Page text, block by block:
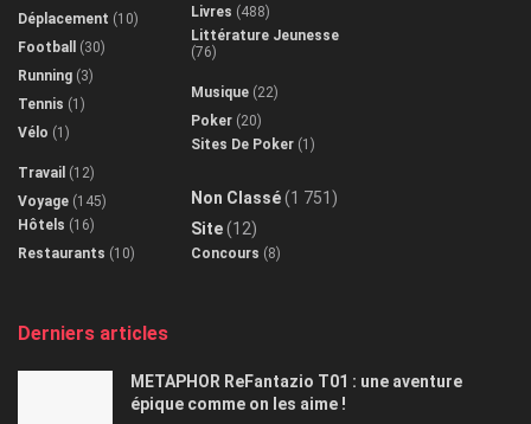
Déplacement (10)
Football
(30)
Running (3)
Tennis (1)
Vélo (1)
Travail (12)
Voyage (145)
Hôtels (16)
Restaurants (10)
Livres (488)
Littérature Jeunesse
(76)
Musique (22)
Poker (20)
Sites De Poker (1)
Non Classé(1 751)
Site(12)
Concours (8)
Derniers articles
METAPHOR ReFantazio T01 : une aventure
épique comme on les aime !